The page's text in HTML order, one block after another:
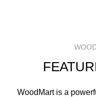
WoodMart is a